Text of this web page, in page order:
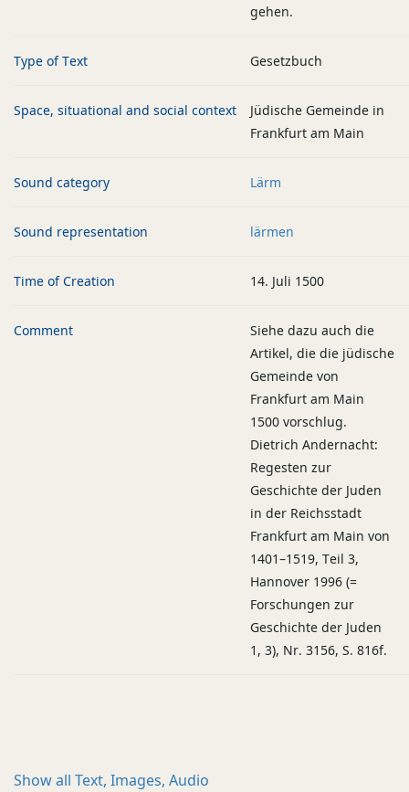
gehen.
Type of Text Gesetzbuch
Space, situational and social context
Jüdische Gemeinde in
Frankfurt am Main
Sound category Lärm
Sound representation lärmen
Time of Creation 14. Juli 1500
Comment
Siehe dazu auch die
Artikel, die die jüdische
Gemeinde von
Frankfurt am Main
1500 vorschlug.
Dietrich Andernacht:
Regesten zur
Geschichte der Juden
in der Reichsstadt
Frankfurt am Main von
1401–1519, Teil 3,
Hannover 1996 (=
Forschungen zur
Geschichte der Juden
1, 3), Nr. 3156, S. 816f.
Show all Text, Images, Audio